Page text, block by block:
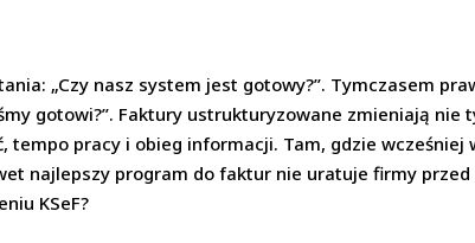
„Czy nasz system jest gotowy?”. Tymczasem
gotowi?”. Faktury ustrukturyzowane zmieniają nie
pracy i obieg informacji. Tam, gdzie wcześniej
najlepszy program do faktur nie uratuje firmy przed
KSeF?